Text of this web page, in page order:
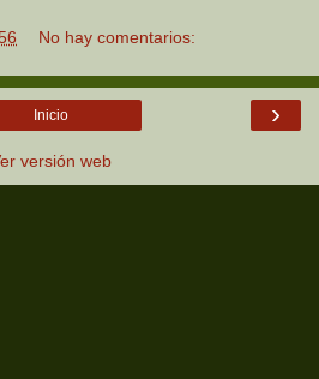
No hay comentarios:
›
Inicio
versión web